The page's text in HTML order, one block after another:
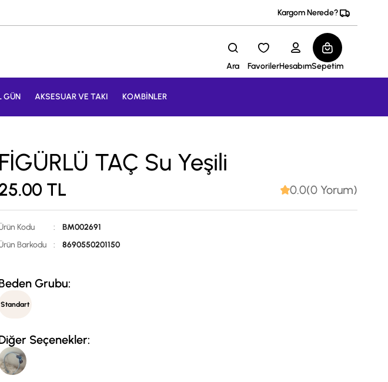
Kargom Nerede?
Ara FavorilerHesabımSepetim
GÜN AKSESUAR VE TAKI KOMBİNLER
FİGÜRLÜ TAÇ Su Yeşili
TL 0.0(0 Yorum)
Kodu :
BM002691
Barkodu
: 8690550201150
Grubu:
Standart
Seçenekler: